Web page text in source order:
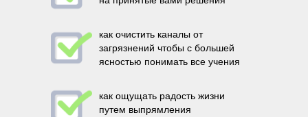
как ощущать радость жизни
путем выпрямления
как очистить каналы от
загрязнений чтобы с большей
ясностью понимать все учения